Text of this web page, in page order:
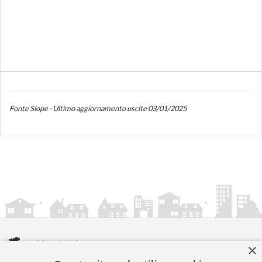
Fonte Siope - Ultimo aggiornamento uscite 03/01/2025
×